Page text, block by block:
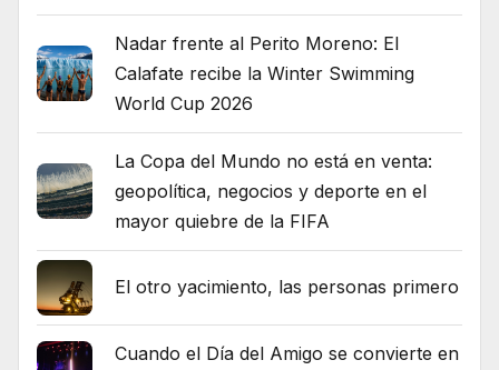
Nadar frente al Perito Moreno: El
Calafate recibe la Winter Swimming
World Cup 2026
La Copa del Mundo no está en venta:
geopolítica, negocios y deporte en el
mayor quiebre de la FIFA
El otro yacimiento, las personas primero
Cuando el Día del Amigo se convierte en